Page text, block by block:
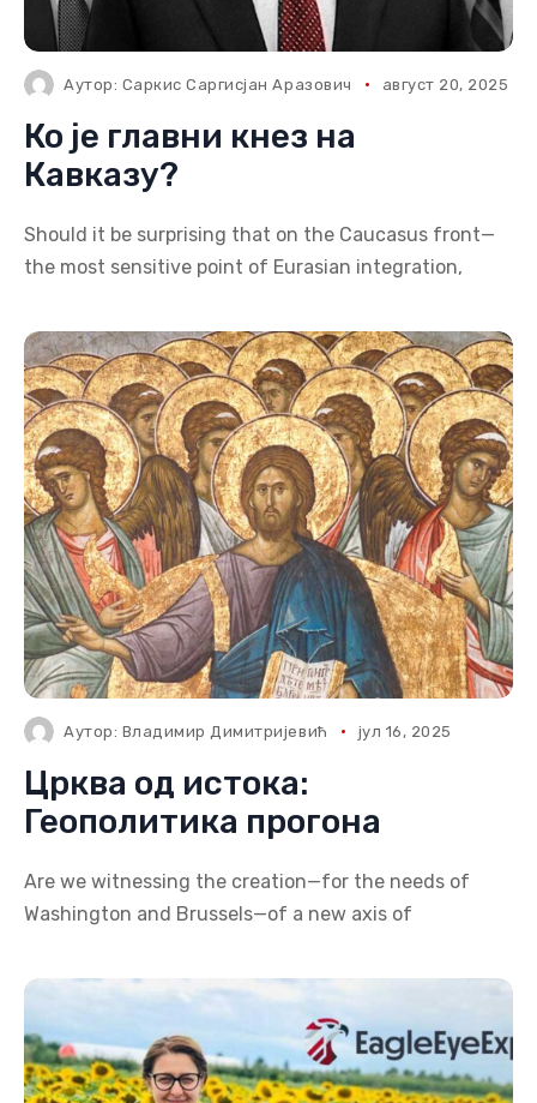
Аутор: Саркис Саргисјан Аразович август 20, 2025
Ко је главни кнез на
Кавказу?
Should it be surprising that on the Caucasus front—
the most sensitive point of Eurasian integration,
Аутор: Владимир Димитријевић јул 16, 2025
Црква од истока:
Геополитика прогона
Are we witnessing the creation—for the needs of
Washington and Brussels—of a new axis of